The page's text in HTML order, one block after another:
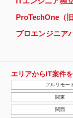
ProTechOne（
プロエンジニア
エリアからIT案件
フルリモー
関東
関西